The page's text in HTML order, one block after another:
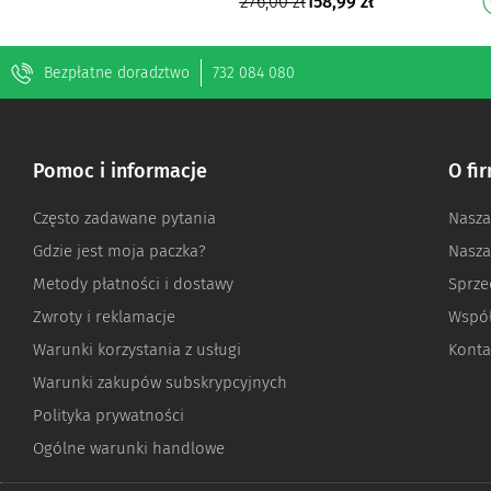
Poprawia nawilżenie i
Bezpłatne doradztwo 732 084 080
Pomoc i informacje
Często zadawane pytania
Gdzie jest moja paczka?
Metody płatności i dostawy
Zwroty i reklamacje
Warunki korzystania z usługi
Warunki zakupów subskrypcyjnych
Polityka prywatności
Ogólne warunki handlowe
O